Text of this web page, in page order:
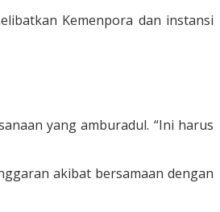
Kemenpora dan instansi
yang amburadul. “Ini harus
akibat bersamaan dengan